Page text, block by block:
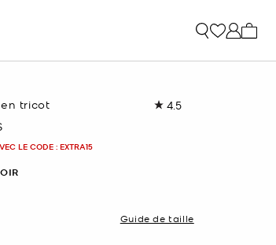
tricot 4.5Lire
page.
LE CODE : EXTRA15
Guide de taille